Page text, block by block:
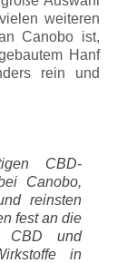
weiteren
Canobo ist,
Hanf
rein und
CBD-
Canobo,
reinsten
fest an die
CBD und
in